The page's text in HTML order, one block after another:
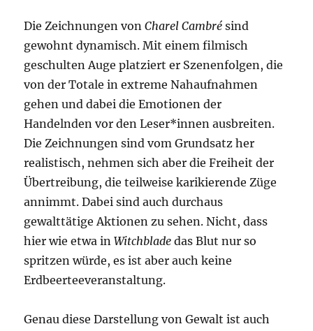
Die Zeichnungen vonCharel Cambré sind
gewohnt dynamisch. Mit einem filmisch
geschulten Auge platziert er Szenenfolgen, die
von der Totale in extreme Nahaufnahmen
gehen und dabei die Emotionen der
Handelnden vor den Leser*innen ausbreiten.
Die Zeichnungen sind vom Grundsatz her
realistisch, nehmen sich aber die Freiheit der
Übertreibung, die teilweise karikierende Züge
annimmt. Dabei sind auch durchaus
gewalttätige Aktionen zu sehen. Nicht, dass
hier wie etwa inWitchblade das Blut nur so
spritzen würde, es ist aber auch keine
Erdbeerteeveranstaltung.
Genau diese Darstellung von Gewalt ist auch